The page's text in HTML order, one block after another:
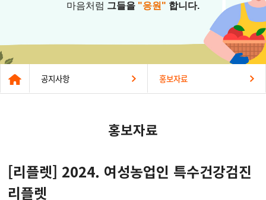
마음처럼 그들을 "응원" 합니다.
공지사항 홍보자료
홍보자료
[리플렛] 2024. 여성농업인 특수건강검진
리플렛